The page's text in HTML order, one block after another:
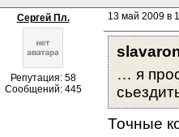
Сергей Пл.
Репутация: 58
Сообщений: 445
13 май 2009 в
… я
Точные